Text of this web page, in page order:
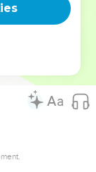
Pour vous procurer